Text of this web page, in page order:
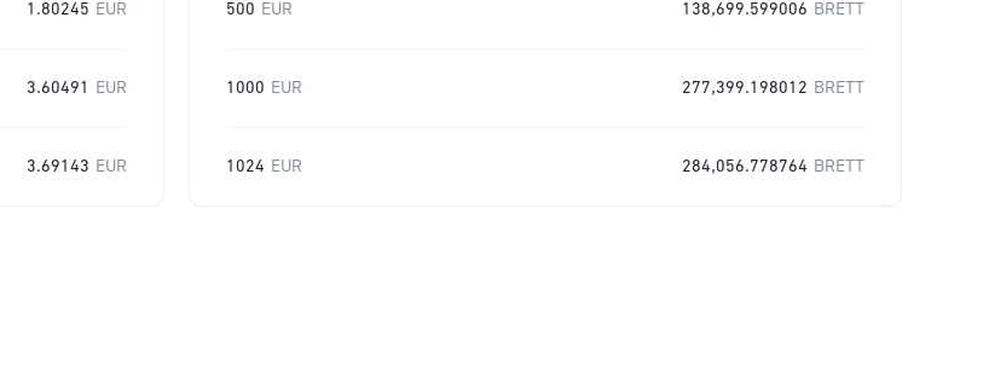
1.80245 EUR
3.60491 EUR
3.69143 EUR
500 EUR 138,699.599006 BRETT
1000 EUR 277,399.198012 BRETT
1024 EUR 284,056.778764 BRETT